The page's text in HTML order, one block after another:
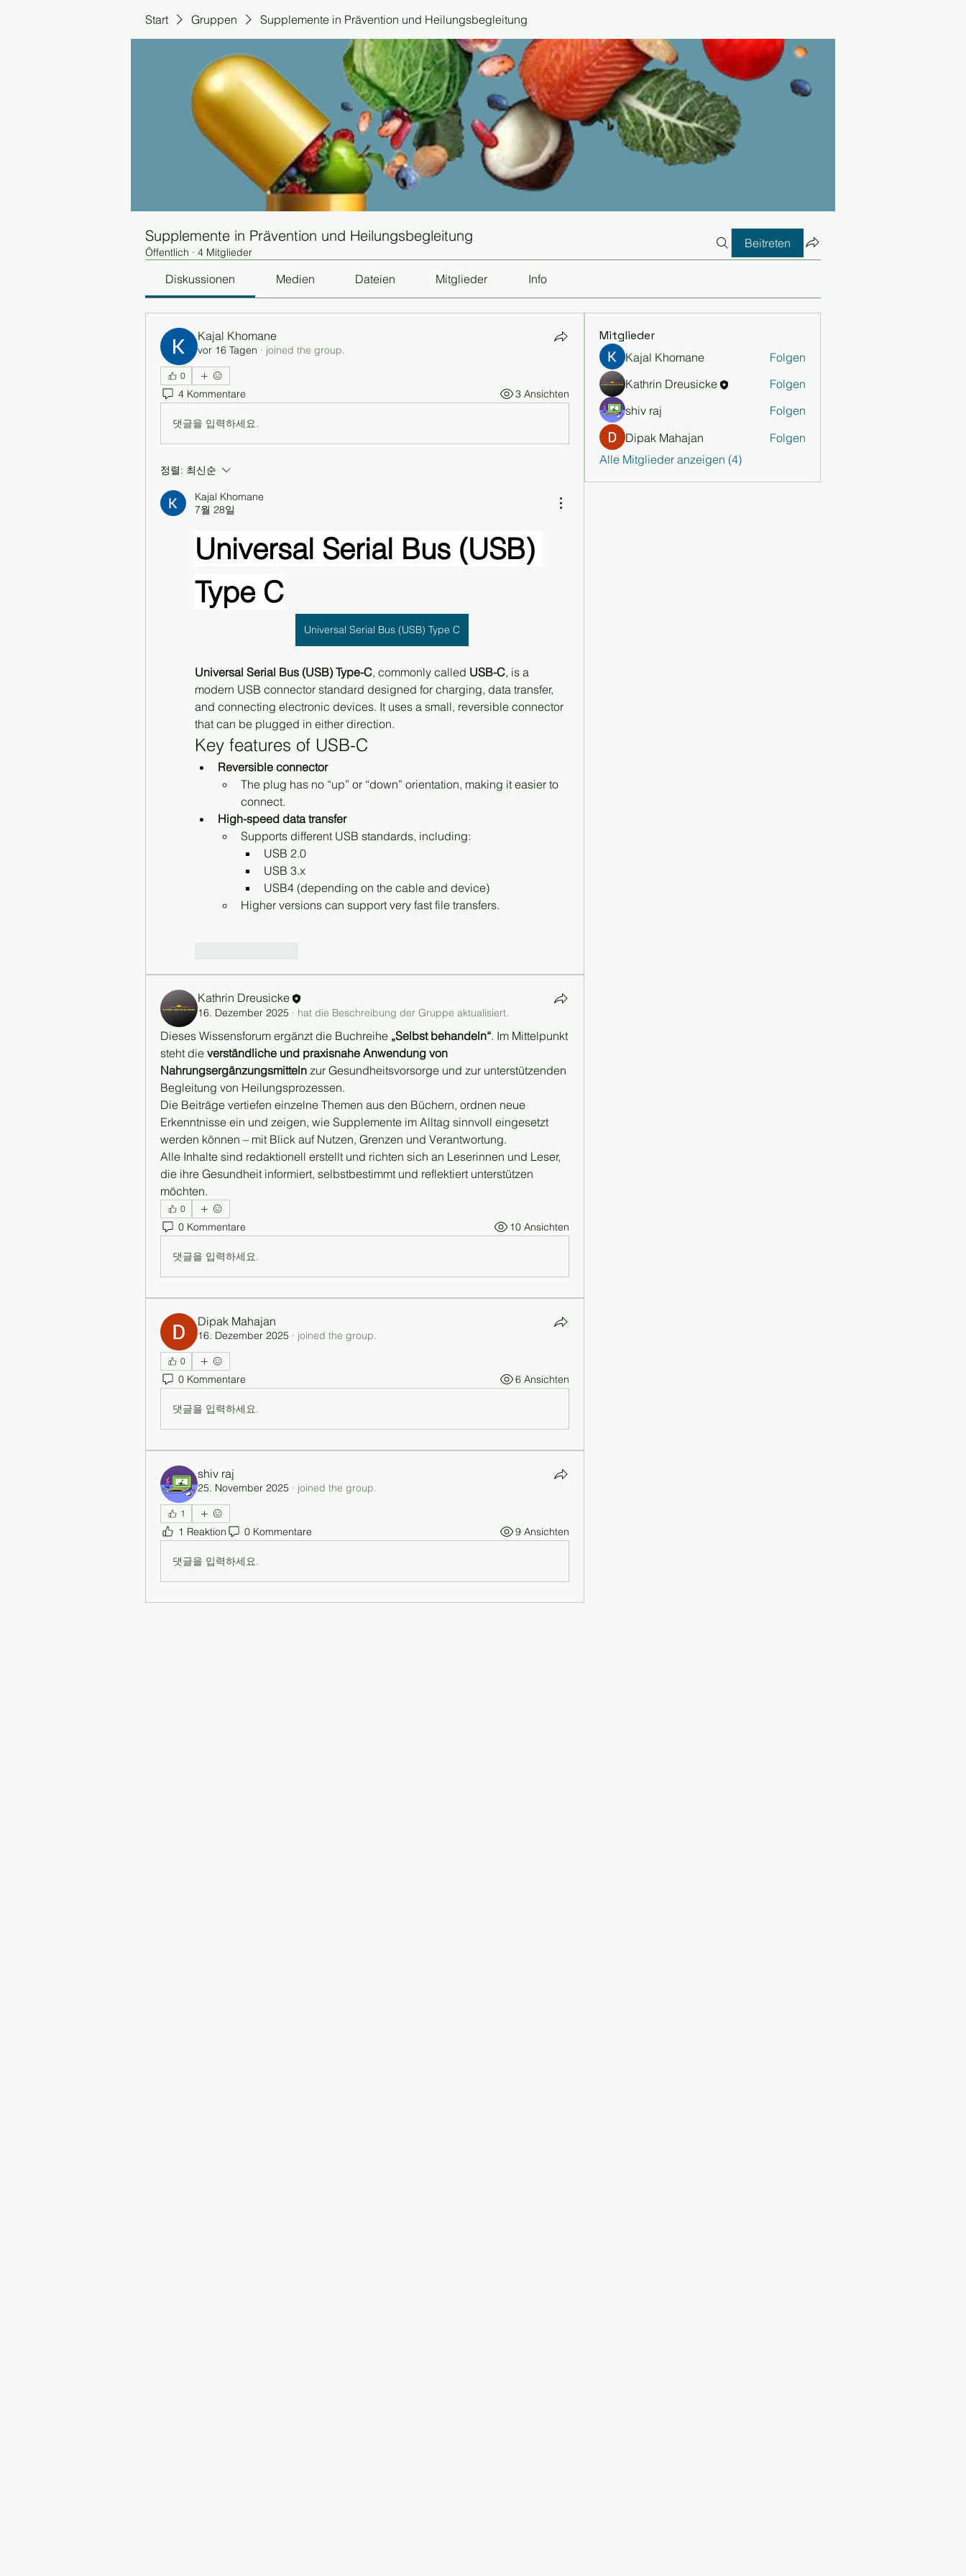
Start Gruppen Supplemente in Prävention und Heilungsbegleitung
Supplemente in Prävention und Heilungsbegleitung
Öffentlich · 4 Mitglieder
Beitreten
Diskussionen Medien Dateien Mitglieder Info
Kajal Khomane
vor 16 Tagen · joined the group.
0
4 Kommentare 3 Ansichten
댓글을 입력하세요.
정렬: 최신순
Kajal Khomane
7월 28일
Universal Serial Bus (USB)
Type C
Universal Serial Bus (USB) Type C
Universal Serial Bus (USB) Type-C, commonly called USB-C, is a
modern USB connector standard designed for charging, data transfer,
and connecting electronic devices. It uses a small, reversible connector
that can be plugged in either direction.
Key features of USB-C
Reversible connector
The plug has no “up” or “down” orientation, making it easier to
connect.
High-speed data transfer
Supports different USB standards, including:
USB 2.0
USB 3.x
USB4 (depending on the cable and device)
Higher versions can support very fast file transfers.
Kathrin Dreusicke
16. Dezember 2025 · hat die Beschreibung der Gruppe aktualisiert.
Dieses Wissensforum ergänzt die Buchreihe „Selbst behandeln“. Im Mittelpunkt
steht die verständliche und praxisnahe Anwendung von
Nahrungsergänzungsmitteln zur Gesundheitsvorsorge und zur unterstützenden
Begleitung von Heilungsprozessen.
Die Beiträge vertiefen einzelne Themen aus den Büchern, ordnen neue
Erkenntnisse ein und zeigen, wie Supplemente im Alltag sinnvoll eingesetzt
werden können – mit Blick auf Nutzen, Grenzen und Verantwortung.
Alle Inhalte sind redaktionell erstellt und richten sich an Leserinnen und Leser,
die ihre Gesundheit informiert, selbstbestimmt und reflektiert unterstützen
möchten.
0
0 Kommentare 10 Ansichten
댓글을 입력하세요.
Dipak Mahajan
16. Dezember 2025 · joined the group.
0
0 Kommentare 6 Ansichten
댓글을 입력하세요.
shiv raj
25. November 2025 · joined the group.
1
1 Reaktion 0 Kommentare 9 Ansichten
댓글을 입력하세요.
Mitglieder
Kajal Khomane
Folgen
Kathrin Dreusicke
Folgen
shiv raj
Folgen
Dipak Mahajan
Folgen
Alle Mitglieder anzeigen (4)